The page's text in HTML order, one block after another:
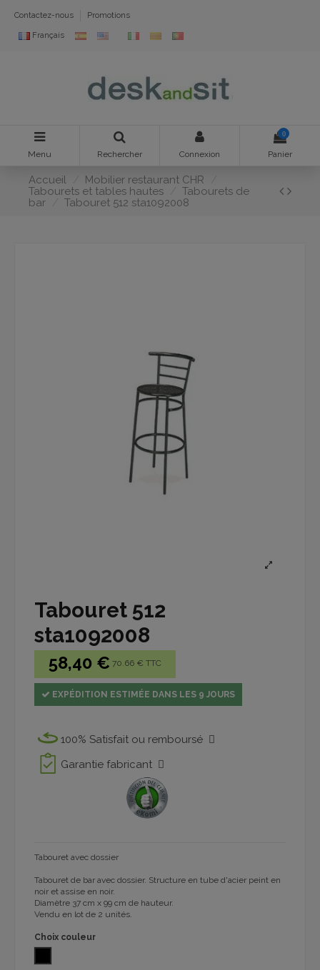
Contactez-nous Promotions
Français
Menu Rechercher Connexion
0
Panier
Accueil
Mobilier restaurant CHR
Tabourets et tables hautes
Tabourets de
bar
Tabouret 512 sta1092008
Tabouret 512
sta1092008
58,40 € 70.66 € TTC
EXPÉDITION ESTIMÉE DANS LES 9 JOURS
100% Satisfait ou remboursé
Garantie fabricant
Tabouret avec dossier
Tabouret de bar avec dossier. Structure en tube d'acier peint en
noir et assise en noir.
Diamètre 37 cm x 99 cm de hauteur.
Vendu en lot de 2 unités.
Choix couleur